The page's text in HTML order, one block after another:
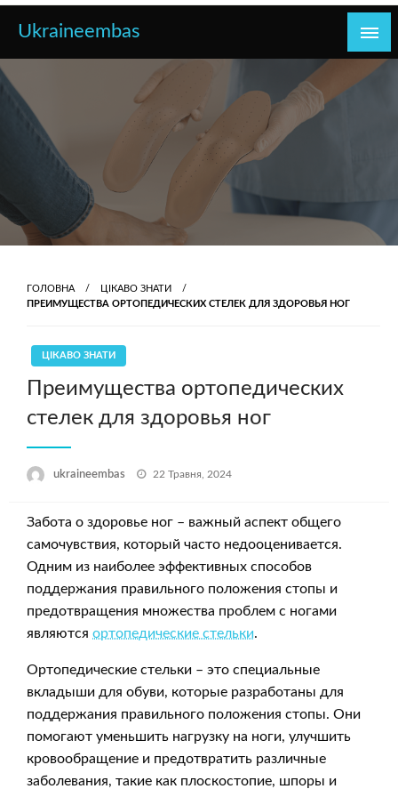
Перейти
Ukraineembas
ГОЛОВНА
ЦІКАВО ЗНАТИ
ПРЕИМУЩЕСТВА ОРТОПЕДИЧЕСКИХ СТЕЛЕК ДЛЯ ЗДОРОВЬЯ НОГ
ЦІКАВО ЗНАТИ
Преимущества ортопедических
стелек для здоровья ног
ukraineembas Опубліковано
22 Травня, 2024
Забота о здоровье ног – важный аспект общего
самочувствия, который часто недооценивается.
Одним из наиболее эффективных способов
поддержания правильного положения стопы и
предотвращения множества проблем с ногами
являются ортопедические стельки.
Ортопедические стельки – это специальные
вкладыши для обуви, которые разработаны для
поддержания правильного положения стопы. Они
помогают уменьшить нагрузку на ноги, улучшить
кровообращение и предотвратить различные
заболевания, такие как плоскостопие, шпоры и